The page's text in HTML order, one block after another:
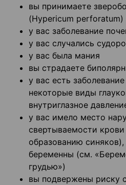
вы принимаете
(Hypericum perforatum)
у вас заболевание
у вас случались
у вас была мания
вы страдаете
у вас есть
некоторые виды
внутриглазное
у вас имело место
свертываемости
образованию
беременны (см.
грудью»)
вы подвержены риску